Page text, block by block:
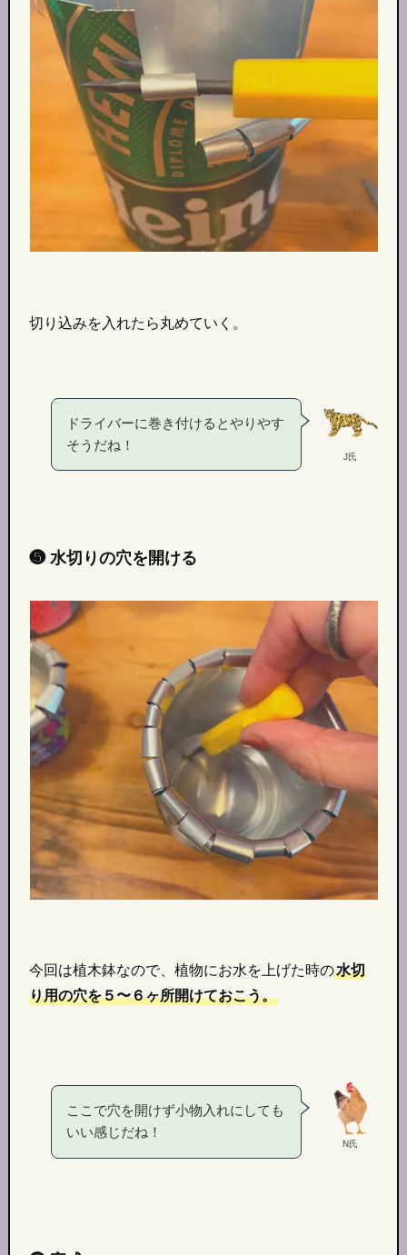
切り込みを入れたら丸めていく。
J氏
ドライバーに巻き付けるとやりやす
そうだね！
❺ 水切りの穴を開ける
今回は植木鉢なので、植物にお水を上げた時の水切
り用の穴を５〜６ヶ所開けておこう。
N氏
ここで穴を開けず小物入れにしても
いい感じだね！